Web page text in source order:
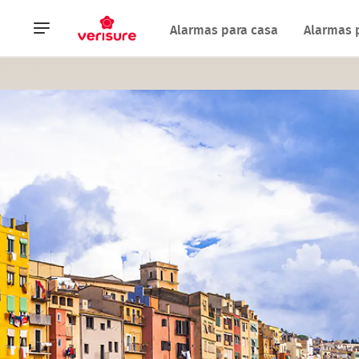
Navegación
Alarmas para casa Alarmas